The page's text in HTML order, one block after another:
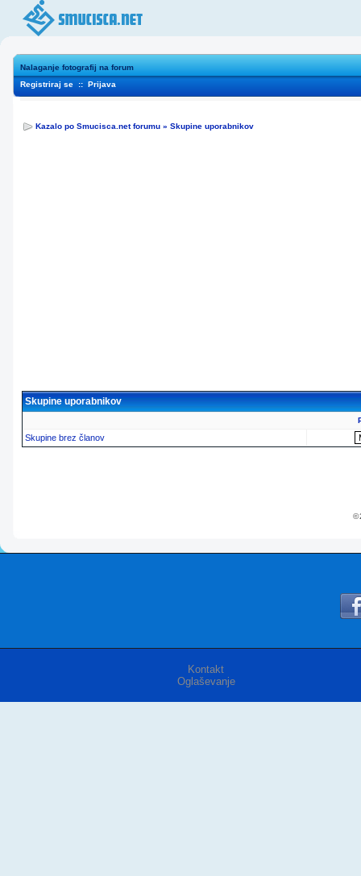
Nalaganje fotografij na forum
Registriraj se :: Prijava
Kazalo po Smucisca.net forumu » Skupine uporabnikov
Skupine uporabnikov
Skupine brez članov
©
Kontakt
Oglaševanje